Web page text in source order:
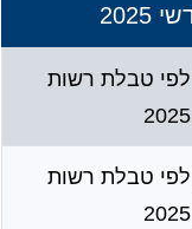
לפי טבלת רשות
לפי טבלת רשות